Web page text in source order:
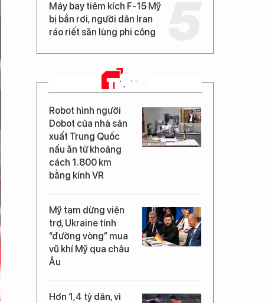
Máy bay tiêm kích F-15 Mỹ
bị bắn rơi, người dân Iran
ráo riết săn lùng phi công
TIN MỚI
Robot hình người
Dobot của nhà sản
xuất Trung Quốc
nấu ăn từ khoảng
cách 1.800 km
bằng kính VR
Mỹ tạm dừng viện
trợ, Ukraine tính
“đường vòng” mua
vũ khí Mỹ qua châu
Âu
Hơn 1,4 tỷ dân, vì